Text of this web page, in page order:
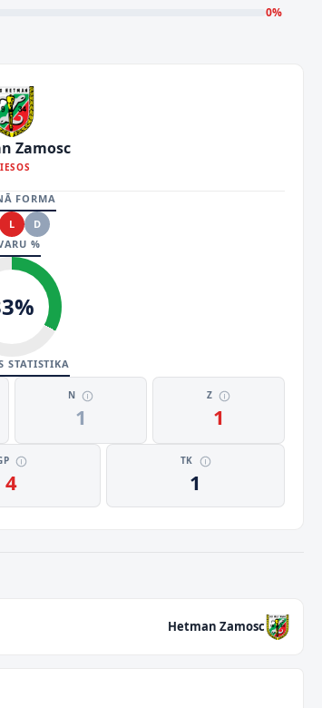
0%
Zamosc
FORMA
L
D
%
%
STATISTIKA
N
1
Z
1
4
TK
1
Hetman Zamosc